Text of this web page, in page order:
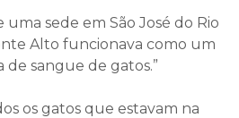
uma sede em São José do Rio
Alto funcionava como um
sangue de gatos.”
os gatos que estavam na